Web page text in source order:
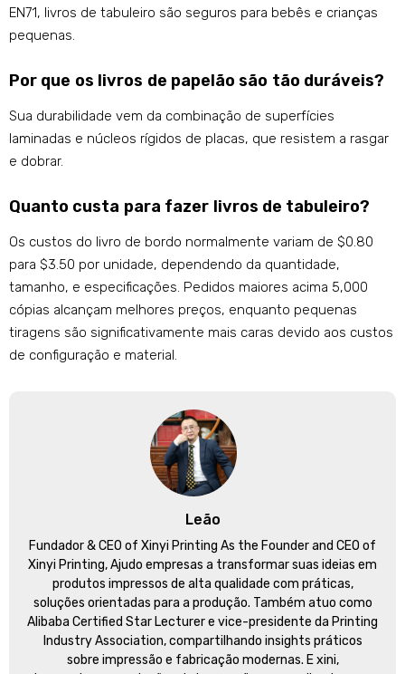
EN71, livros de tabuleiro são seguros para bebês e crianças
pequenas.
Por que os livros de papelão são tão duráveis?
Sua durabilidade vem da combinação de superfícies
laminadas e núcleos rígidos de placas, que resistem a rasgar
e dobrar.
Quanto custa para fazer livros de tabuleiro?
Os custos do livro de bordo normalmente variam de $0.80
para $3.50 por unidade, dependendo da quantidade,
tamanho, e especificações. Pedidos maiores acima 5,000
cópias alcançam melhores preços, enquanto pequenas
tiragens são significativamente mais caras devido aos custos
de configuração e material.
Leão
Fundador &CEO of Xinyi Printing As the Founder and CEO of
Xinyi Printing, Ajudo empresas a transformar suas ideias em
produtos impressos de alta qualidade com práticas,
soluções orientadas para a produção. Também atuo como
Alibaba Certified Star Lecturer e vice-presidente da Printing
Industry Association, compartilhando insights práticos
sobre impressão e fabricação modernas. E xini,